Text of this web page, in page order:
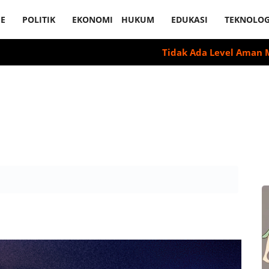
POLITIK EKONOMI HUKUM EDUKASI
Tidak Ada Level Aman Minum